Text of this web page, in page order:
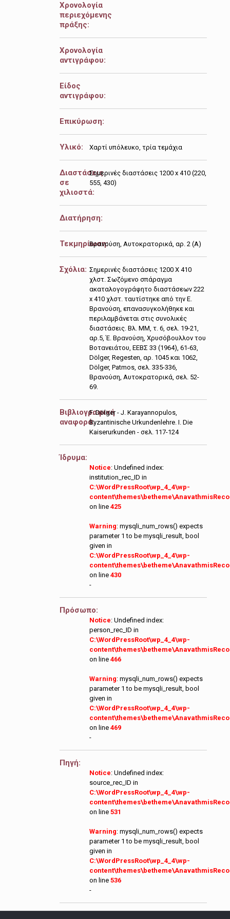
Χρονολογία
περιεχόμενης
πράξης:
Χρονολογία
αντιγράφου:
Είδος
αντιγράφου:
Επικύρωση:
Υλικό: Χαρτί υπόλευκο, τρία τεμάχια
Διαστάσεις
σε
χιλιοστά:
Σημερινές διαστάσεις 1200 x 410 (220,
555, 430)
Διατήρηση:
Τεκμηρίωση:Βρανούση, Αυτοκρατορικά, αρ. 2 (Α)
Σχόλια: Σημερινές διαστάσεις 1200 Χ 410
χλστ. Σωζόμενο σπάραγμα
ακαταλογογράφητο διαστάσεων 222
x 410 χλστ. ταυτίστηκε από την Ε.
Βρανούση, επανασυγκολήθηκε και
περιλαμβάνεται στις συνολικές
διαστάσεις. Βλ. ΜΜ, τ. 6, σελ. 19-21,
αρ.5, Έ. Βρανούση, Χρυσόβουλλον του
Βοτανειάτου, ΕΕΒΣ 33 (1964), 61-63,
Dölger, Regesten, αρ. 1045 και 1062,
Dölger, Patmos, σελ. 335-336,
Βρανούση, Αυτοκρατορικά, σελ. 52-
69.
Βιβλιογραφική
αναφορά:
F. Dölger - J. Karayannopulos,
Byzantinische Urkundenlehre. I. Die
Kaiserurkunden - σελ. 117-124
Ίδρυμα:
Notice: Undefined index:
institution_rec_ID in
C:\WordPressRoot\wp_4_4\wp-
on line 425
Warning: mysqli_num_rows() expects
parameter 1 to be mysqli_result, bool
given in
C:\WordPressRoot\wp_4_4\wp-
on line 430
-
Πρόσωπο:
Notice: Undefined index:
person_rec_ID in
C:\WordPressRoot\wp_4_4\wp-
on line 466
Warning: mysqli_num_rows() expects
parameter 1 to be mysqli_result, bool
given in
C:\WordPressRoot\wp_4_4\wp-
on line 469
-
Πηγή:
Notice: Undefined index:
source_rec_ID in
C:\WordPressRoot\wp_4_4\wp-
on line 531
Warning: mysqli_num_rows() expects
parameter 1 to be mysqli_result, bool
given in
C:\WordPressRoot\wp_4_4\wp-
on line 536
-